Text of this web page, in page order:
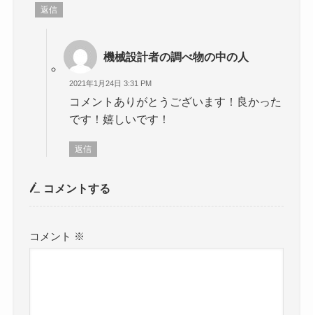
返信
機械設計者の調べ物の中の人
2021年1月24日 3:31 PM
コメントありがとうございます！良かった
です！嬉しいです！
返信
コメントする
コメント ※